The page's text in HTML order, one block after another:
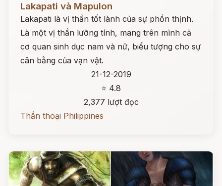
Lakapati và Mapulon
Lakapati là vị thần tốt lành của sự phồn thịnh.
Là một vị thần lưỡng tính, mang trên mình cả
cơ quan sinh dục nam và nữ, biểu tượng cho sự
cân bằng của vạn vật.
21-12-2019
⭐ 4.8
2,377 lượt đọc
Thần thoại Philippines